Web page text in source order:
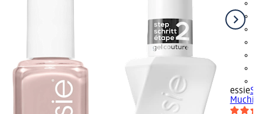
essie
Muchi,